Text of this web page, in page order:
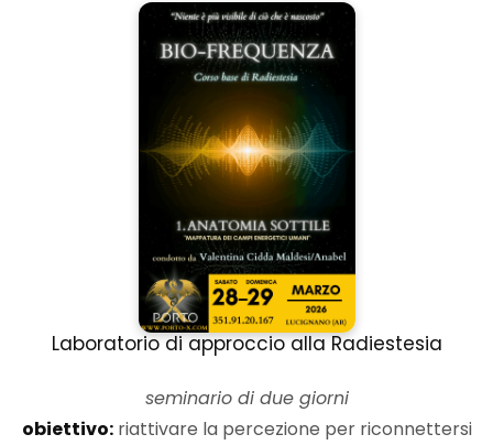
Laboratorio di approccio alla Radiestesia
seminario di due giorni
obiettivo:riattivare la percezione per riconnettersi